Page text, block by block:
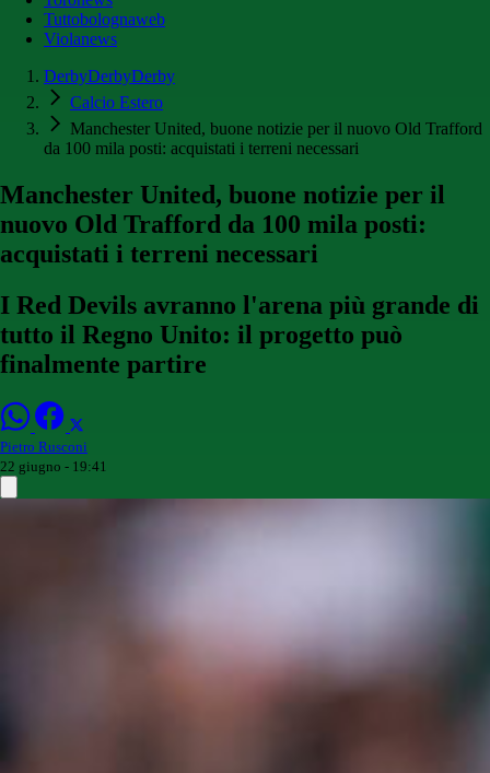
Tuttobolognaweb
Violanews
DerbyDerbyDerby
Calcio Estero
Manchester United, buone notizie per il nuovo Old Trafford
da 100 mila posti: acquistati i terreni necessari
Manchester United, buone notizie per il
nuovo Old Trafford da 100 mila posti:
acquistati i terreni necessari
I Red Devils avranno l'arena più grande di
tutto il Regno Unito: il progetto può
finalmente partire
Pietro Rusconi
22 giugno - 19:41